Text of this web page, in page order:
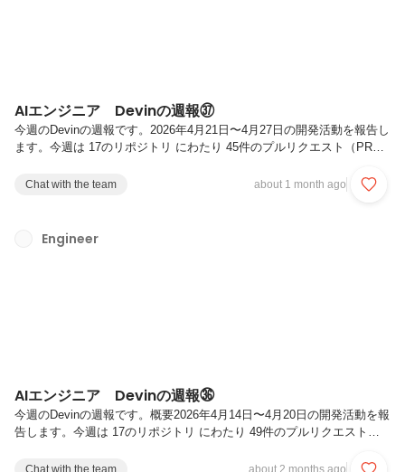
AIエンジニア Devinの週報㊲
今週のDevinの週報です。2026年4月21日〜4月27日の開発活動を報告し
ます。今週は 17のリポジトリ にわたり 45件のプルリクエスト（PR）
は 類似検索バッチ基盤における分類パイプラインの本格構築、画像生
横断的な品質向上・セキュリティ堅牢化 です。特に、類似検索バッチ
基盤では設計ドキュメントからデータモデル定義、ワーカー実装、運用
Chat with the team about 1 month ago
Engineer
AIエンジニア Devinの週報㊱
今週のDevinの週報です。概要2026年4月14日〜4月20日の開発活動を報
告します。今週は 17のリポジトリ にわたり 49件のプルリクエスト
テーマは 運用横断の基盤整備（通知連携アクションの統合・セキュリ